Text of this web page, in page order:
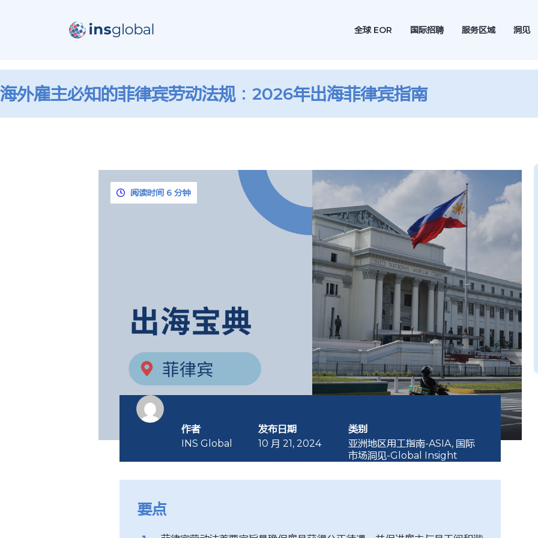
全球 EOR 国际招聘 服务区域 洞见
海外雇主必知的菲律宾劳动法规：2026年出海菲律宾指南
阅读时间 6 分钟
作者
INS Global
发布日期
10 月 21, 2024
类别
亚洲地区用工指南-ASIA, 国际
市场洞见-Global Insight
要点